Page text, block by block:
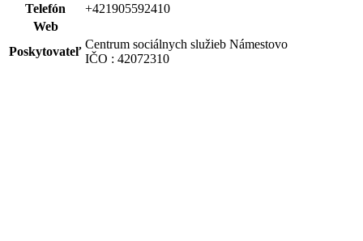
Telefón
+421905592410
Web
Poskytovateľ
Centrum sociálnych služieb Námestovo
IČO : 42072310